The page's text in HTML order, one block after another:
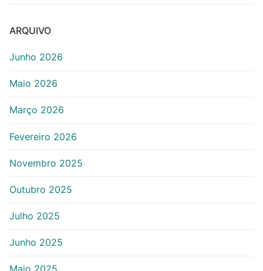
ARQUIVO
Junho 2026
Maio 2026
Março 2026
Fevereiro 2026
Novembro 2025
Outubro 2025
Julho 2025
Junho 2025